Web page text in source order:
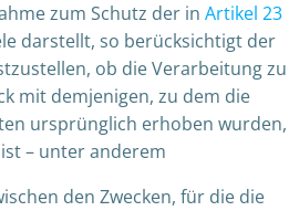
zum Schutz der in Artikel 23
darstellt, so berücksichtigt der
ob die Verarbeitung zu
mit demjenigen, zu dem die
ursprünglich erhoben wurden,
– unter anderem
den Zwecken, für die die